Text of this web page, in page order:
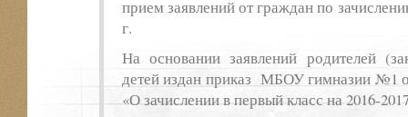
прием заявлений от граждан по
г.
На основании заявлений родителей
детей издан приказ МБОУ гимназии №1
«О зачислении в первый класс на 2016-